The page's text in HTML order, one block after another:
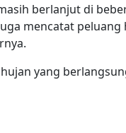
berlanjut di
mencatat
yang